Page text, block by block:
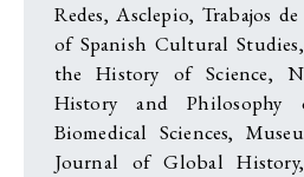
Redes, Asclepio, Trabajos
of Spanish Cultural
the History of Science,
History and
Biomedical Sciences,
Journal of Global